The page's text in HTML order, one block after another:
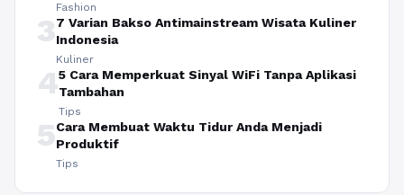
Fashion
37 Varian Bakso Antimainstream Wisata Kuliner
Indonesia
Kuliner
45 Cara Memperkuat Sinyal WiFi Tanpa Aplikasi
Tambahan
Tips
5Cara Membuat Waktu Tidur Anda Menjadi
Produktif
Tips